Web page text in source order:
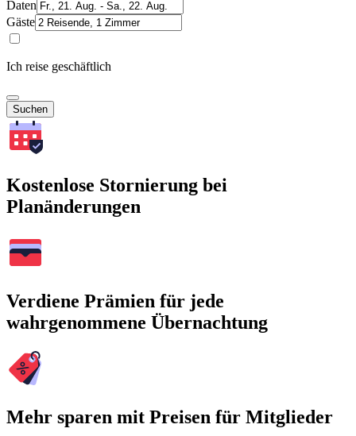
Daten
Gäste
Ich reise geschäftlich
Suchen
Kostenlose Stornierung bei
Planänderungen
Verdiene Prämien für jede
wahrgenommene Übernachtung
Mehr sparen mit Preisen für Mitglieder